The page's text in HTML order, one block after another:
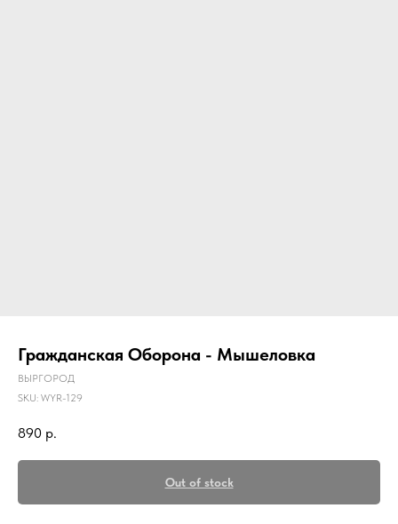
Гражданская Оборона - Мышеловка
ВЫРГОРОД
SKU: WYR-129
890 р.
Out of stock